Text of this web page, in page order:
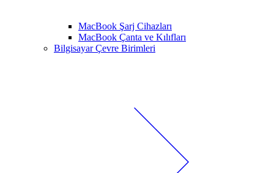
MacBook Şarj Cihazları
MacBook Çanta ve Kılıfları
Bilgisayar Çevre Birimleri